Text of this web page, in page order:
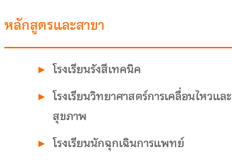
หลักสูตรและสาขา
โรงเรียนรังสีเทคนิค
โรงเรียนวิทยาศาสตร์การเคลื่อนไหวและ
สุขภาพ
โรงเรียนนักฉุกเฉินการแพทย์